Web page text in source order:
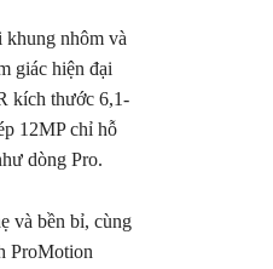
khung nhôm và
giác hiện đại
kích thước 6,1-
12MP chỉ hỗ
dòng Pro.
và bền bỉ, cùng
ProMotion